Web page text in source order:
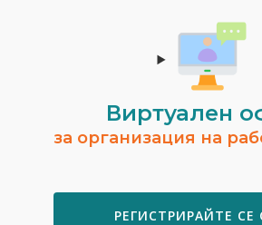
Виртуален
за организация на
РЕГИСТРИРАЙТЕ СЕ